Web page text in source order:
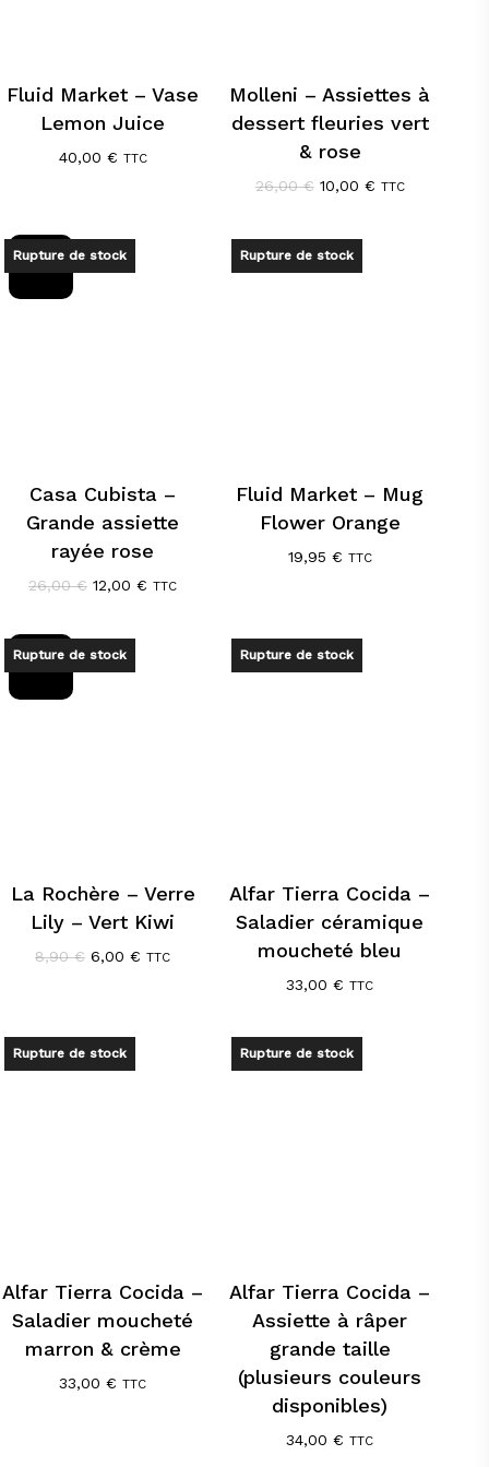
Fluid Market – Vase
Lemon Juice
40,00 € TTC
Molleni – Assiettes à
dessert fleuries vert
& rose
26,00€ Le
était :
26,00 €.
10,00 €Le
TTC
Rupture de stock
Promo !
Casa Cubista –
Grande assiette
rayée rose
26,00€ Le
était :
26,00 €.
12,00€ Le
TTC
Rupture de stock
Fluid Market – Mug
Flower Orange
19,95 € TTC
Rupture de stock
Promo !
La Rochère – Verre
Lily – Vert Kiwi
8,90€ Le
8,90 €.
6,00€ Le
TTC
Rupture de stock
Alfar Tierra Cocida –
Saladier céramique
moucheté bleu
33,00€ TTC
Rupture de stock
Alfar Tierra Cocida –
Saladier moucheté
marron & crème
33,00€ TTC
Rupture de stock
Alfar Tierra Cocida –
Assiette à râper
grande taille
(plusieurs couleurs
disponibles)
34,00€ TTC